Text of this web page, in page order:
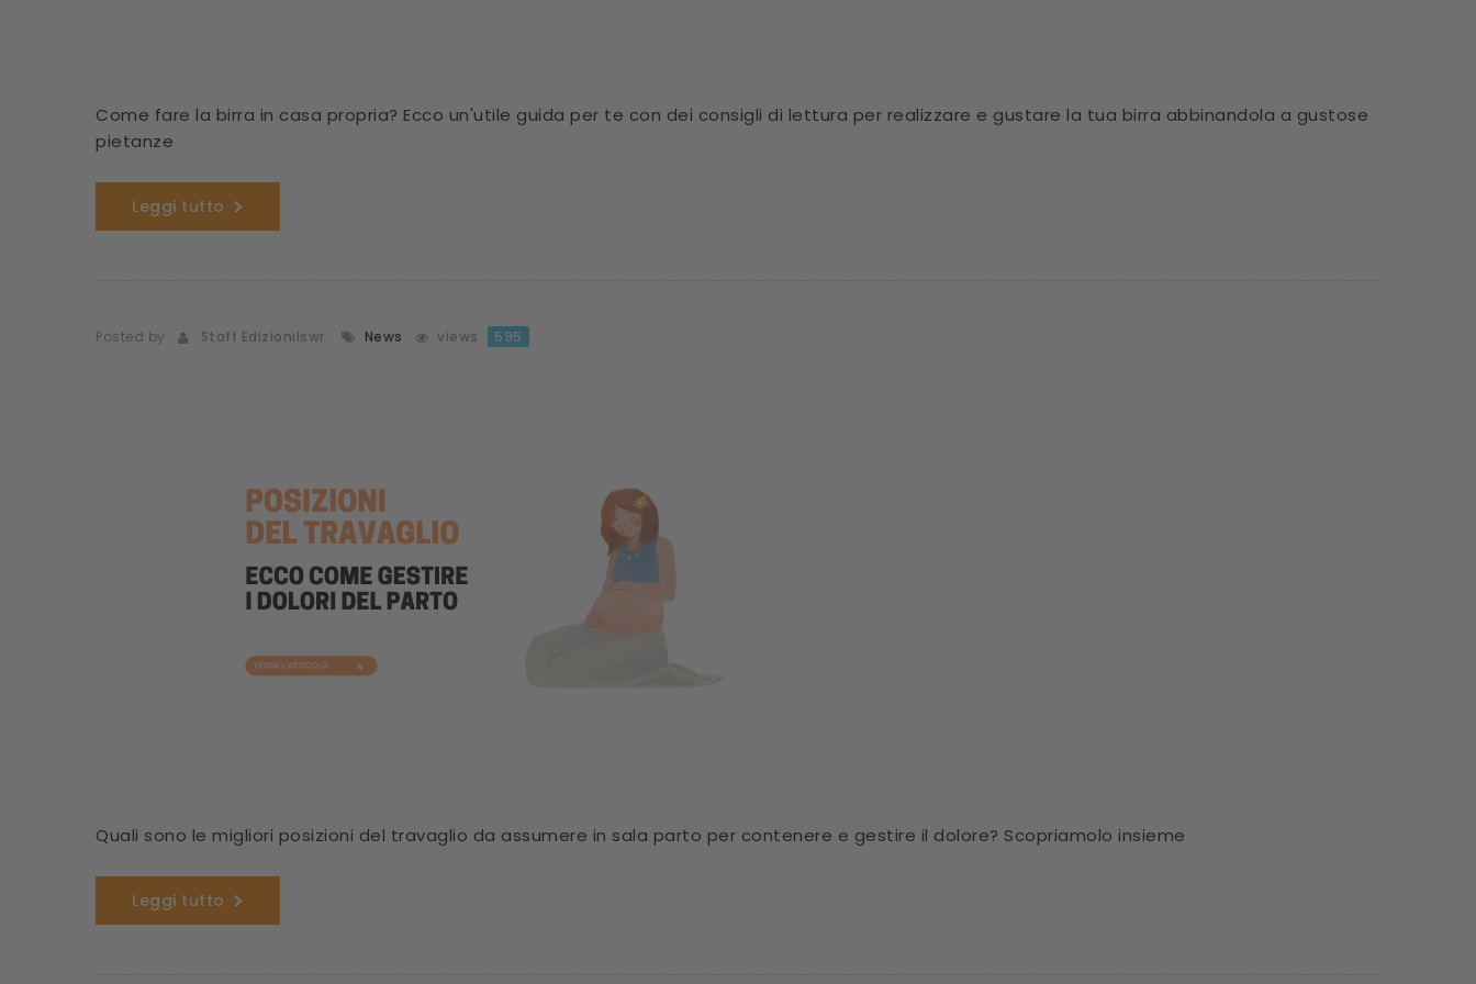
Come fare la birra in casa propria? Ecco un'utile guida per te con dei consigli di lettura per realizzare e gustare la tua birra abbinandola a gustose
pietanze
Leggi tutto
Posted by Staff Edizionilswr News views 595
Quali sono le migliori posizioni del travaglio da assumere in sala parto per contenere e gestire il dolore? Scopriamolo insieme
Leggi tutto